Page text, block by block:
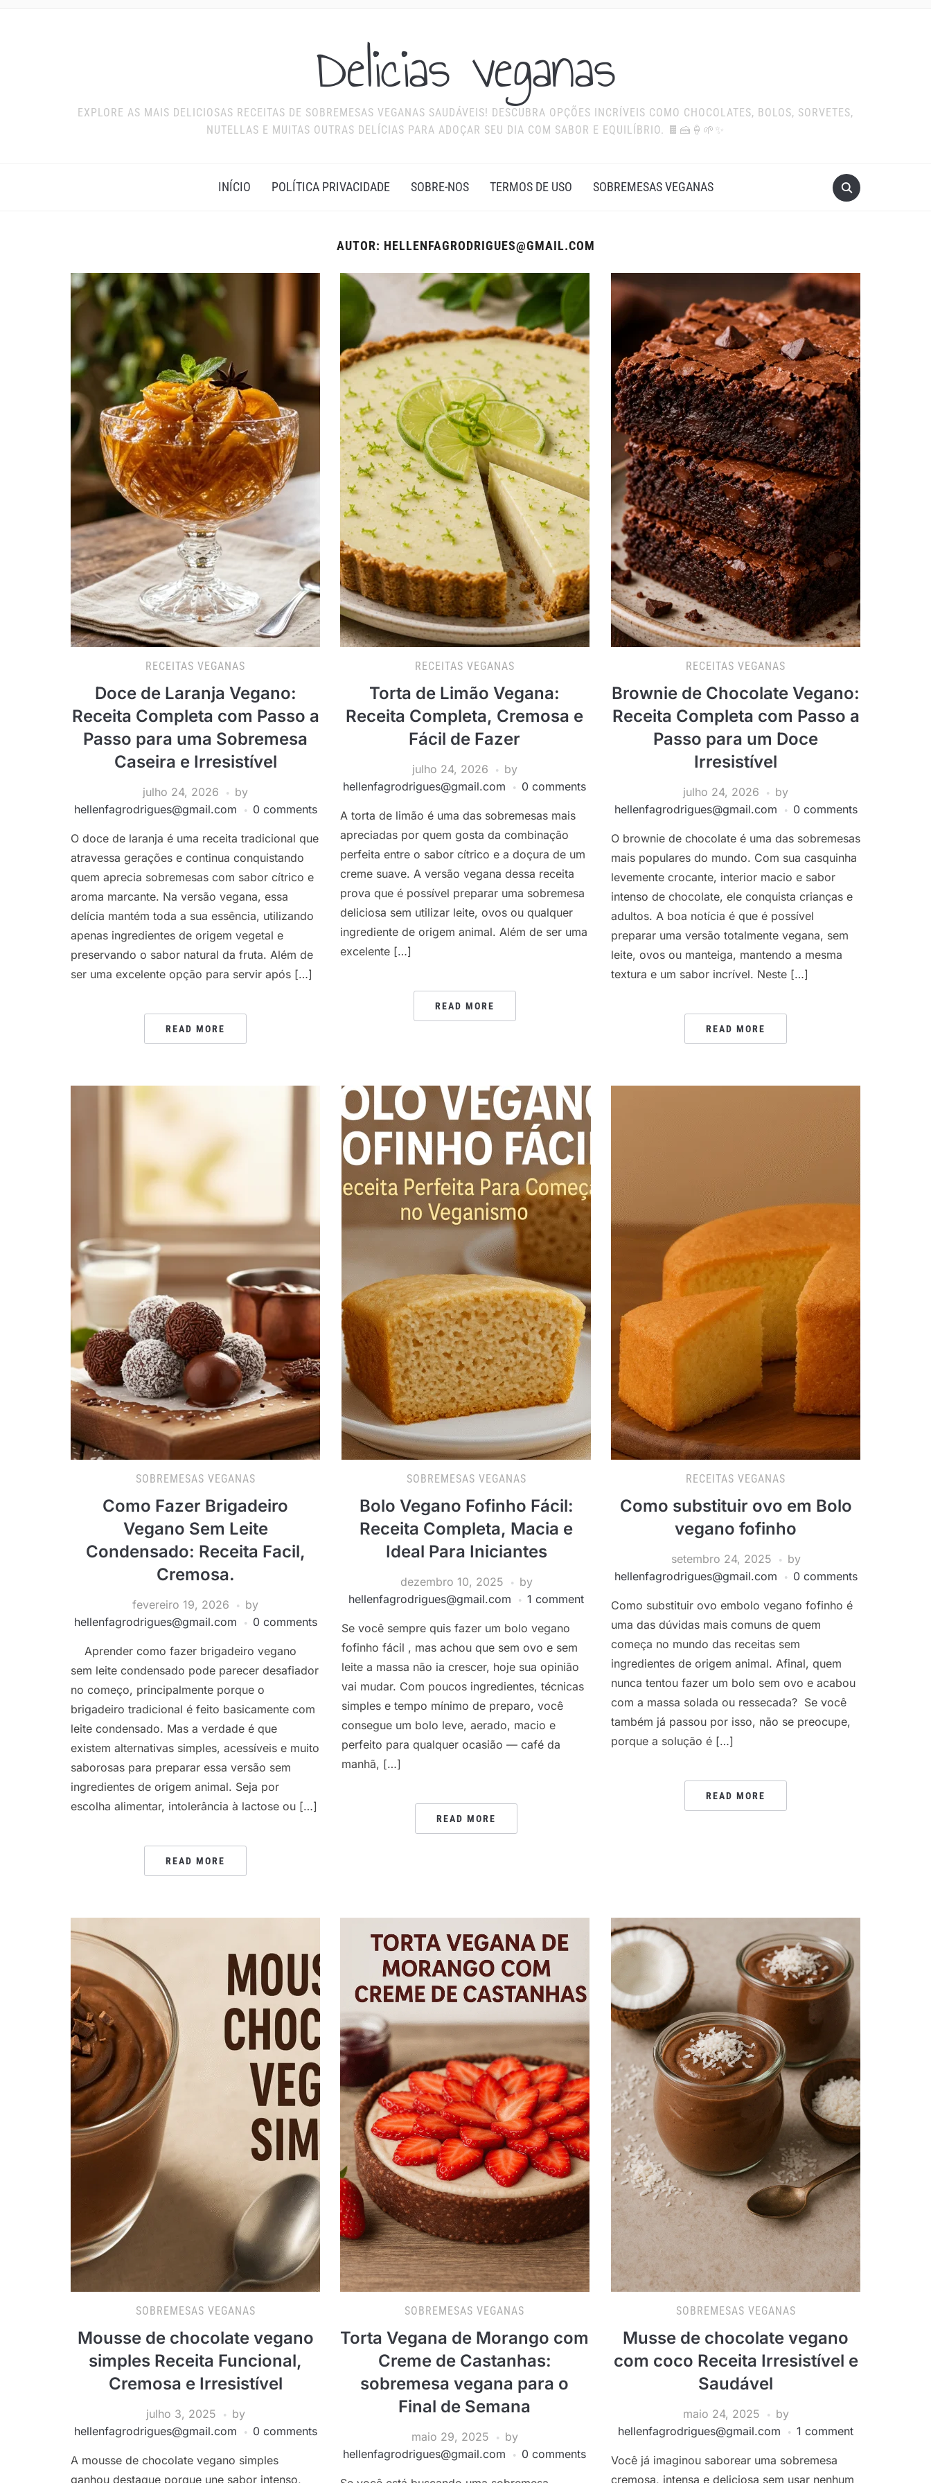
Delicias veganas
EXPLORE AS MAIS DELICIOSAS RECEITAS DE SOBREMESAS VEGANAS SAUDÁVEIS! DESCUBRA OPÇÕES INCRÍVEIS COMO CHOCOLATES, BOLOS, SORVETES,
NUTELLAS E MUITAS OUTRAS DELÍCIAS PARA ADOÇAR SEU DIA COM SABOR E EQUILÍBRIO. 🍫🍰🍦🌱✨
INÍCIO POLÍTICA PRIVACIDADE SOBRE-NOS TERMOS DE USO SOBREMESAS VEGANAS
AUTOR: HELLENFAGRODRIGUES@GMAIL.COM
RECEITAS VEGANAS
Doce de Laranja Vegano:
Receita Completa com Passo a
Passo para uma Sobremesa
Caseira e Irresistível
julho 24, 2026
by
hellenfagrodrigues@gmail.com
0 comments
O doce de laranja é uma receita tradicional que
atravessa gerações e continua conquistando
quem aprecia sobremesas com sabor cítrico e
aroma marcante. Na versão vegana, essa
delícia mantém toda a sua essência, utilizando
apenas ingredientes de origem vegetal e
preservando o sabor natural da fruta. Além de
ser uma excelente opção para servir após […]
READ MORE
RECEITAS VEGANAS
Torta de Limão Vegana:
Receita Completa, Cremosa e
Fácil de Fazer
julho 24, 2026
by
hellenfagrodrigues@gmail.com
0 comments
A torta de limão é uma das sobremesas mais
apreciadas por quem gosta da combinação
perfeita entre o sabor cítrico e a doçura de um
creme suave. A versão vegana dessa receita
prova que é possível preparar uma sobremesa
deliciosa sem utilizar leite, ovos ou qualquer
ingrediente de origem animal. Além de ser uma
excelente […]
READ MORE
RECEITAS VEGANAS
Brownie de Chocolate Vegano:
Receita Completa com Passo a
Passo para um Doce
Irresistível
julho 24, 2026
by
hellenfagrodrigues@gmail.com
0 comments
O brownie de chocolate é uma das sobremesas
mais populares do mundo. Com sua casquinha
levemente crocante, interior macio e sabor
intenso de chocolate, ele conquista crianças e
adultos. A boa notícia é que é possível
preparar uma versão totalmente vegana, sem
leite, ovos ou manteiga, mantendo a mesma
textura e um sabor incrível. Neste […]
READ MORE
SOBREMESAS VEGANAS
Como Fazer Brigadeiro
Vegano Sem Leite
Condensado: Receita Facil,
Cremosa.
fevereiro 19, 2026
by
hellenfagrodrigues@gmail.com
0 comments
Aprender como fazer brigadeiro vegano
sem leite condensado pode parecer desafiador
no começo, principalmente porque o
brigadeiro tradicional é feito basicamente com
leite condensado. Mas a verdade é que
existem alternativas simples, acessíveis e muito
saborosas para preparar essa versão sem
ingredientes de origem animal. Seja por
escolha alimentar, intolerância à lactose ou […]
READ MORE
SOBREMESAS VEGANAS
Bolo Vegano Fofinho Fácil:
Receita Completa, Macia e
Ideal Para Iniciantes
dezembro 10, 2025
by
hellenfagrodrigues@gmail.com
1 comment
Se você sempre quis fazer um bolo vegano
fofinho fácil , mas achou que sem ovo e sem
leite a massa não ia crescer, hoje sua opinião
vai mudar. Com poucos ingredientes, técnicas
simples e tempo mínimo de preparo, você
consegue um bolo leve, aerado, macio e
perfeito para qualquer ocasião — café da
manhã, […]
READ MORE
RECEITAS VEGANAS
Como substituir ovo em Bolo
vegano fofinho
setembro 24, 2025
by
hellenfagrodrigues@gmail.com
0 comments
Como substituir ovo embolo vegano fofinho é
uma das dúvidas mais comuns de quem
começa no mundo das receitas sem
ingredientes de origem animal. Afinal, quem
nunca tentou fazer um bolo sem ovo e acabou
com a massa solada ou ressecada? Se você
também já passou por isso, não se preocupe,
porque a solução é […]
READ MORE
SOBREMESAS VEGANAS
Mousse de chocolate vegano
simples Receita Funcional,
Cremosa e Irresistível
julho 3, 2025
by
hellenfagrodrigues@gmail.com
0 comments
A mousse de chocolate vegano simples
ganhou destaque porque une sabor intenso,
SOBREMESAS VEGANAS
Torta Vegana de Morango com
Creme de Castanhas:
sobremesa vegana para o
Final de Semana
maio 29, 2025
by
hellenfagrodrigues@gmail.com
0 comments
SOBREMESAS VEGANAS
Musse de chocolate vegano
com coco Receita Irresistível e
Saudável
maio 24, 2025
by
hellenfagrodrigues@gmail.com
1 comment
Você já imaginou saborear uma sobremesa
cremosa, intensa e deliciosa sem usar nenhum